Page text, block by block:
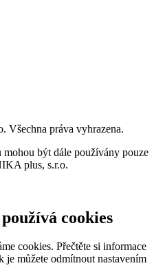
práva vyhrazena.
mohou být dále používány pouze
plus, s.r.o.
cookies
cookies. Přečtěte si informace
je můžete odmítnout nastavením